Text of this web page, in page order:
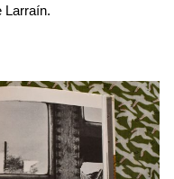
Larraín.